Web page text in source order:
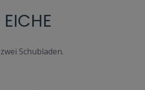
Schubladen.